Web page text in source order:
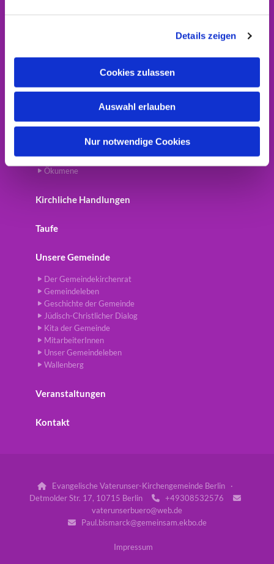
Details zeigen
Cookies zulassen
Auswahl erlauben
Nur notwendige Cookies
Hochzeit
Impressum
Ökumene
Kirchliche Handlungen
Taufe
Unsere Gemeinde
Der Gemeindekirchenrat
Gemeindeleben
Geschichte der Gemeinde
Jüdisch-Christlicher Dialog
Kita der Gemeinde
MitarbeiterInnen
Unser Gemeindeleben
Wallenberg
Veranstaltungen
Kontakt

Evangelische Vaterunser-Kirchengemeinde Berlin ·
Detmolder Str. 17, 10715 Berlin
 +49308532576 
vaterunserbuero@web.de
Paul.bismarck@gemeinsam.ekbo.de
Impressum